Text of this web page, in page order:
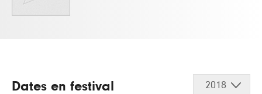
Dates en festival 2018